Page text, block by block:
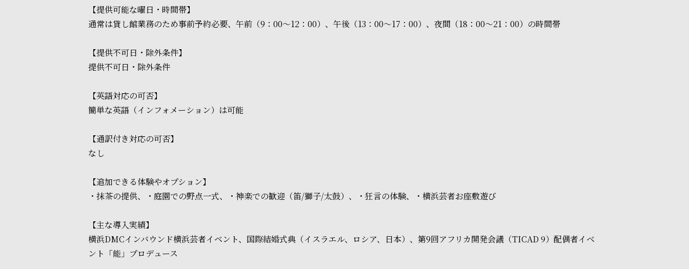
【提供可能な曜日・時間帯】
通常は貸し館業務のため事前予約必要、午前（9：00～12：00）、午後（13：00～17：00）、夜間（18：00～21：00）の時間帯
【提供不可日・除外条件】
提供不可日・除外条件
【英語対応の可否】
簡単な英語（インフォメーション）は可能
【通訳付き対応の可否】
なし
【追加できる体験やオプション】
・抹茶の提供、・庭園での野点一式、・神楽での歓迎（笛/獅子/太鼓）、・狂言の体験、・横浜芸者お座敷遊び
【主な導入実績】
横浜DMCインバウンド横浜芸者イベント、国際結婚式典（イスラエル、ロシア、日本）、第9回アフリカ開発会議（TICAD 9）配偶者イベ
ント「能」プロデュース